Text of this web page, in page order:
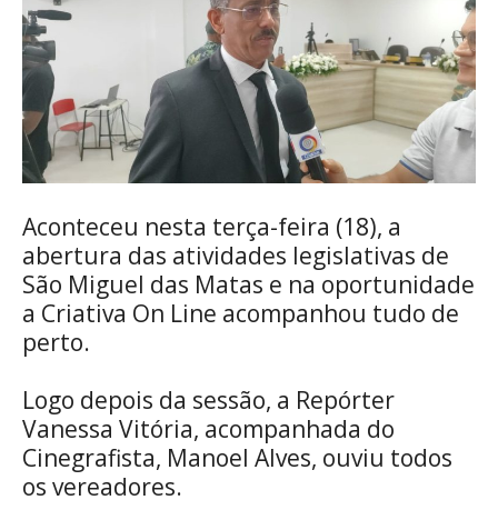
Aconteceu nesta terça-feira (18), a
abertura das atividades legislativas de
São Miguel das Matas e na oportunidade
a Criativa On Line acompanhou tudo de
perto.
Logo depois da sessão, a Repórter
Vanessa Vitória, acompanhada do
Cinegrafista, Manoel Alves, ouviu todos
os vereadores.